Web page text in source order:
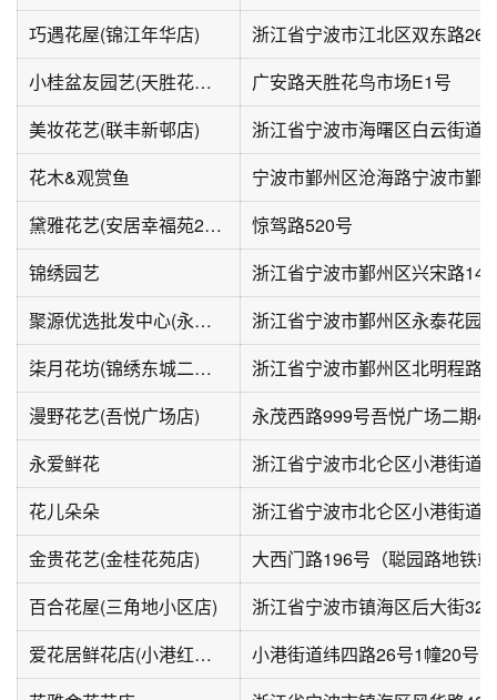
巧遇花屋(锦江年华店)
浙江省宁波市江北区双东路
小桂盆友园艺(天胜花鸟店)
广安路天胜花鸟市场E1号
美妆花艺(联丰新邨店)
花木&观赏鱼
黛雅花艺(安居幸福苑2期店)
惊驾路520号
锦绣园艺
浙江省宁波市鄞州区兴宋路14
聚源优选批发中心(永泰花园店)
柒月花坊(锦绣东城二组团店)
浙江省宁波市鄞州区北明程路
漫野花艺(吾悦广场店)
永茂西路999号吾悦广场二期4
永爱鲜花
花儿朵朵
金贵花艺(金桂花苑店)
百合花屋(三角地小区店)
浙江省宁波市镇海区后大街
爱花居鲜花店(小港红联纬四路店)